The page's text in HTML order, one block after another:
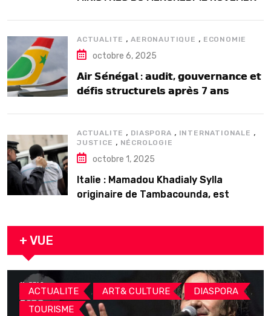
ACTUALITE ,AERONAUTIQUE , ECONOMIE
octobre 6, 2025
𝗔𝗶𝗿 𝗦𝗲́𝗻𝗲́𝗴𝗮𝗹 : 𝗮𝘂𝗱𝗶𝘁, 𝗴𝗼𝘂𝘃𝗲𝗿𝗻𝗮𝗻𝗰𝗲 𝗲𝘁
𝗱𝗲́𝗳𝗶𝘀 𝘀𝘁𝗿𝘂𝗰𝘁𝘂𝗿𝗲𝗹𝘀 𝗮𝗽𝗿𝗲̀𝘀 7 𝗮𝗻𝘀
ACTUALITE , DIASPORA , INTERNATIONALE ,
JUSTICE , NÉCROLOGIE
octobre 1, 2025
Italie : Mamadou Khadialy Sylla
originaire de Tambacounda, est
arrestation
+ VUE
ACTUALITE , ART& CULTURE , DIASPORA ,
TOURISME